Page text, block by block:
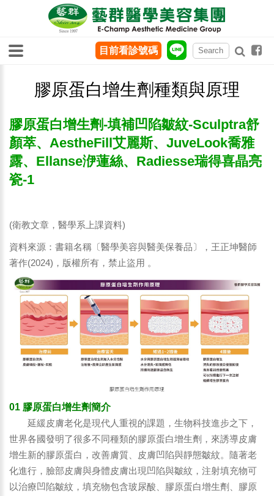
膠原蛋白增生劑種類與原理
膠原蛋白增生劑-填補凹陷皺紋-Sculptra舒
顏萃、AestheFill艾麗斯、JuveLook喬雅
露、Ellanse洢蓮絲、Radiesse瑞得喜晶亮
瓷-1
(衛教文章，醫學系上課資料)
資料來源：書籍名稱〔醫學美容與醫美保養品〕，王正坤醫師
著作(2024)，版權所有，禁止盜用 。
01 膠原蛋白增生劑簡介
延緩皮膚老化是現代人重視的課題，生物科技進步之下，
世界各國發明了很多不同種類的膠原蛋白增生劑，來誘導皮膚
增生新的膠原蛋白，改善膚質、皮膚凹陷與靜態皺紋。隨著老
化進行，臉部皮膚與身體皮膚出現凹陷與皺紋，注射填充物可
以治療凹陷皺紋，填充物包含玻尿酸、膠原蛋白增生劑、膠原
目前看診號碼